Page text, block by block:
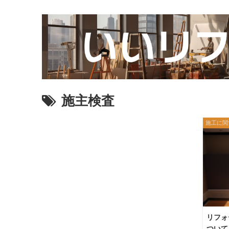
施主検査
施工に
リフ